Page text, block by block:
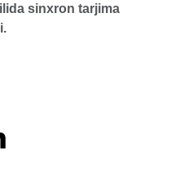
sinxron tarjima